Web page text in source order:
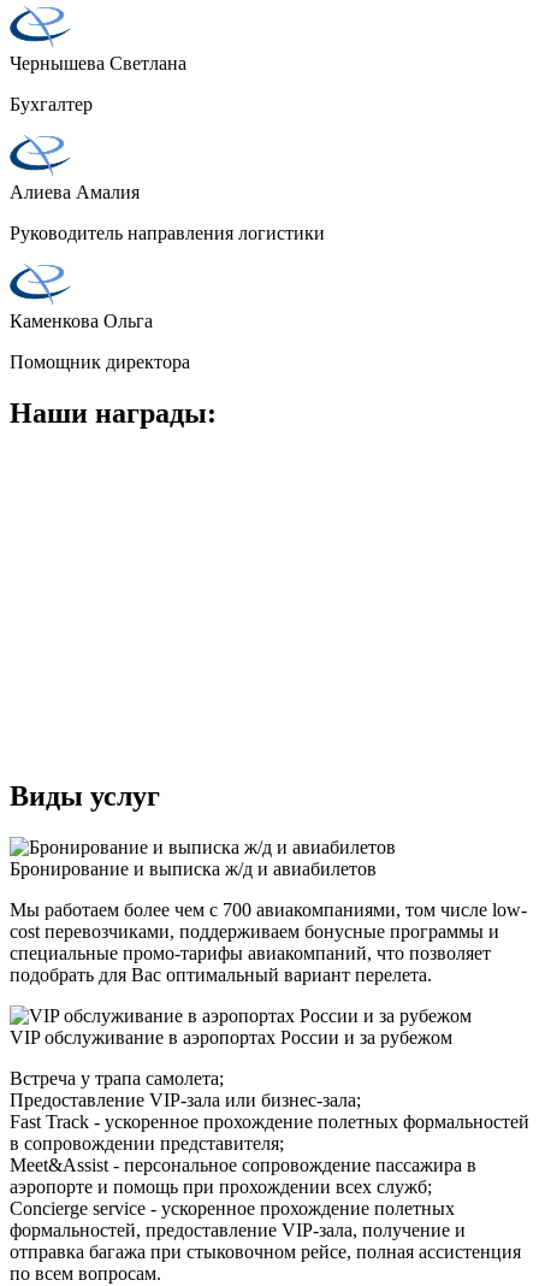
Чернышева Светлана
Бухгалтер
Алиева Амалия
Руководитель направления логистики
Каменкова Ольга
Помощник директора
Наши награды:
Виды услуг
Бронирование и выписка ж/д и авиабилетов
Мы работаем более чем с 700 авиакомпаниями, том числе low-
cost перевозчиками, поддерживаем бонусные программы и
специальные промо-тарифы авиакомпаний, что позволяет
подобрать для Вас оптимальный вариант перелета.
VIP обслуживание в аэропортах России и за рубежом
Встреча у трапа самолета;
Предоставление VIP-зала или бизнес-зала;
Fast Track - ускоренное прохождение полетных формальностей
в сопровождении представителя;
Meet&Assist - персональное сопровождение пассажира в
аэропорте и помощь при прохождении всех служб;
Concierge service - ускоренное прохождение полетных
формальностей, предоставление VIP-зала, получение и
отправка багажа при стыковочном рейсе, полная ассистенция
по всем вопросам.